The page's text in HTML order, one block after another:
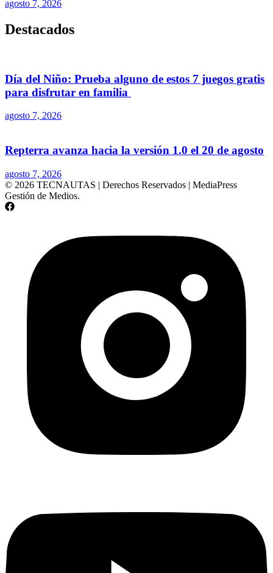
agosto 7, 2026
Destacados
Día del Niño: Prueba alguno de estos 7 juegos gratis
para disfrutar en familia
agosto 7, 2026
Repterra avanza hacia la versión 1.0 el 20 de agosto
agosto 7, 2026
© 2026 TECNAUTAS | Derechos Reservados | MediaPress
Gestión de Medios.